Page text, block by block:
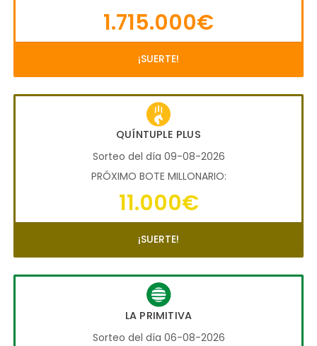
1.715.000€
¡SUERTE!
QUÍNTUPLE PLUS
Sorteo del día 09-08-2026
PRÓXIMO BOTE MILLONARIO:
11.000€
¡SUERTE!
LA PRIMITIVA
Sorteo del día 06-08-2026